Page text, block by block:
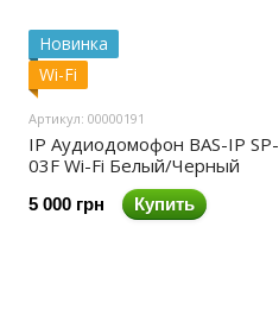
Новинка
Wi-Fi
Артикул: 00000191
IP Аудиодомофон BAS-IP SP-
03F Wi-Fi Белый/Черный
5 000 грн Купить